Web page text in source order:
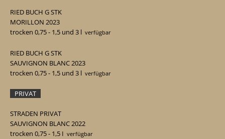
RIED BUCH G STK
MORILLON 2023
trocken 0,75 - 1,5 und 3 l verfügbar
RIED BUCH G STK
SAUVIGNON BLANC 2023
trocken 0,75 - 1,5 und 3 l verfügbar
PRIVAT
STRADEN PRIVAT
SAUVIGNON BLANC 2022
trocken 0,75 - 1,5 I verfügbar